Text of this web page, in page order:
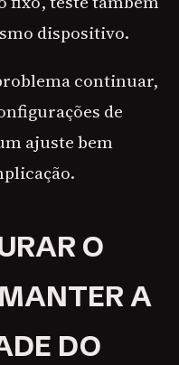
dispositivo.
continuar,
de
ajuste bem
O
A
DO